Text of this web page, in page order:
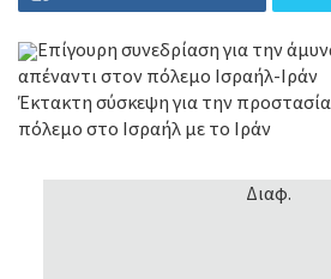
Επίγουρη συνεδρίαση για την
απέναντι στον πόλεμο Ισραήλ-Ιράν
Έκτακτη σύσκεψη για την
πόλεμο στο Ισραήλ με το Ιράν
Διαφ.